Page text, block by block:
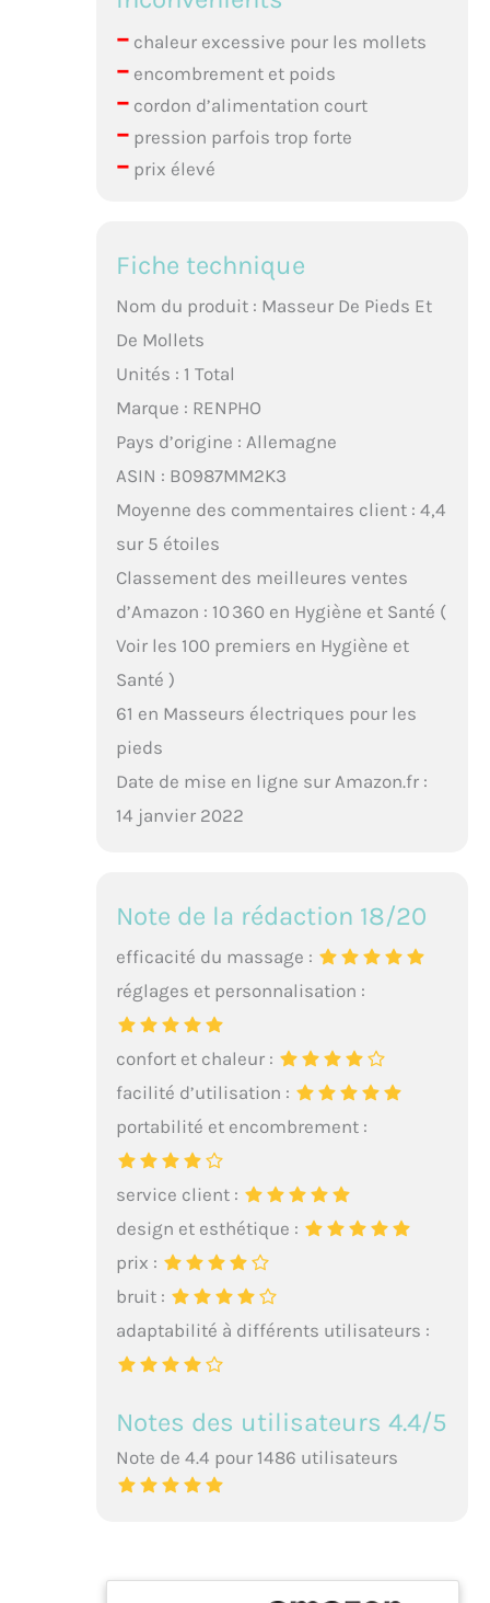
–chaleur excessive pour les mollets
–encombrement et poids
–cordon d’alimentation court
–pression parfois trop forte
–prix élevé
Fiche technique
Nom du produit : Masseur De Pieds Et
De Mollets
Unités : 1 Total
Marque : RENPHO
Pays d’origine : Allemagne
ASIN : B0987MM2K3
Moyenne des commentaires client : 4,4
sur 5 étoiles
Classement des meilleures ventes
d’Amazon : 10 360 en Hygiène et Santé (
Voir les 100 premiers en Hygiène et
Santé )
61 en Masseurs électriques pour les
pieds
Date de mise en ligne sur Amazon.fr :
14 janvier 2022
Note de la rédaction 18/20
efficacité du massage :
réglages et personnalisation :
confort et chaleur :
facilité d’utilisation :
portabilité et encombrement :
service client :
design et esthétique :
prix :
bruit :
adaptabilité à différents utilisateurs :
Notes des utilisateurs 4.4/5
Note de 4.4 pour 1486 utilisateurs